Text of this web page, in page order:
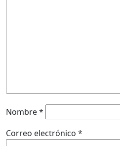
Nombre*
Correo electrónico *